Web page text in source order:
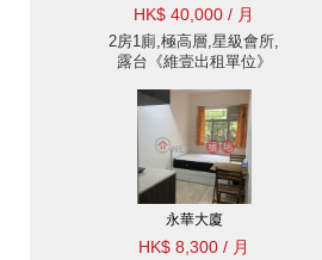
HK$ 40,000 / 月
2房1廁,極高層,星級會所,
露台《維壹出租單位》
永華大廈
HK$ 8,300 / 月